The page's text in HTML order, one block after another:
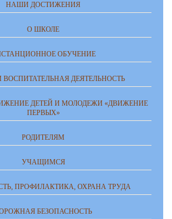
НАШИ ДОСТИЖЕНИЯ
О ШКОЛЕ
ОБУЧЕНИЕ
ВОСПИТАТЕЛЬНАЯ ДЕЯТЕЛЬНОСТЬ
ДЕТЕЙ И МОЛОДЕЖИ «ДВИЖЕНИЕ
ПЕРВЫХ»
РОДИТЕЛЯМ
УЧАЩИМСЯ
ПРОФИЛАКТИКА, ОХРАНА ТРУДА
БЕЗОПАСНОСТЬ